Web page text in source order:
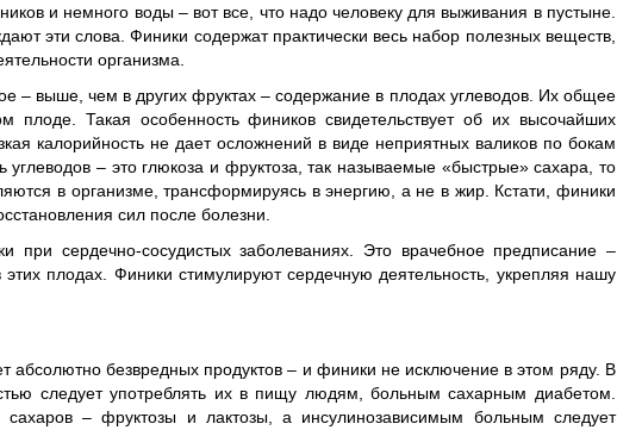
и немного воды – вот все, что надо человеку для выживания в пустыне.
эти слова. Финики содержат практически весь набор полезных веществ,
организма.
– выше, чем в других фруктах – содержание в плодах углеводов. Их общее
плоде. Такая особенность фиников свидетельствует об их высочайших
калорийность не дает осложнений в виде неприятных валиков по бокам
– это глюкоза и фруктоза, так называемые «быстрые» сахара, то
в организме, трансформируясь в энергию, а не в жир. Кстати, финики
сил после болезни.
при сердечно-сосудистых заболеваниях. Это врачебное предписание –
этих плодах. Финики стимулируют сердечную деятельность, укрепляя нашу
абсолютно безвредных продуктов – и финики не исключение в этом ряду. В
следует употреблять их в пищу людям, больным сахарным диабетом.
сахаров – фруктозы и лактозы, а инсулинозависимым больным следует